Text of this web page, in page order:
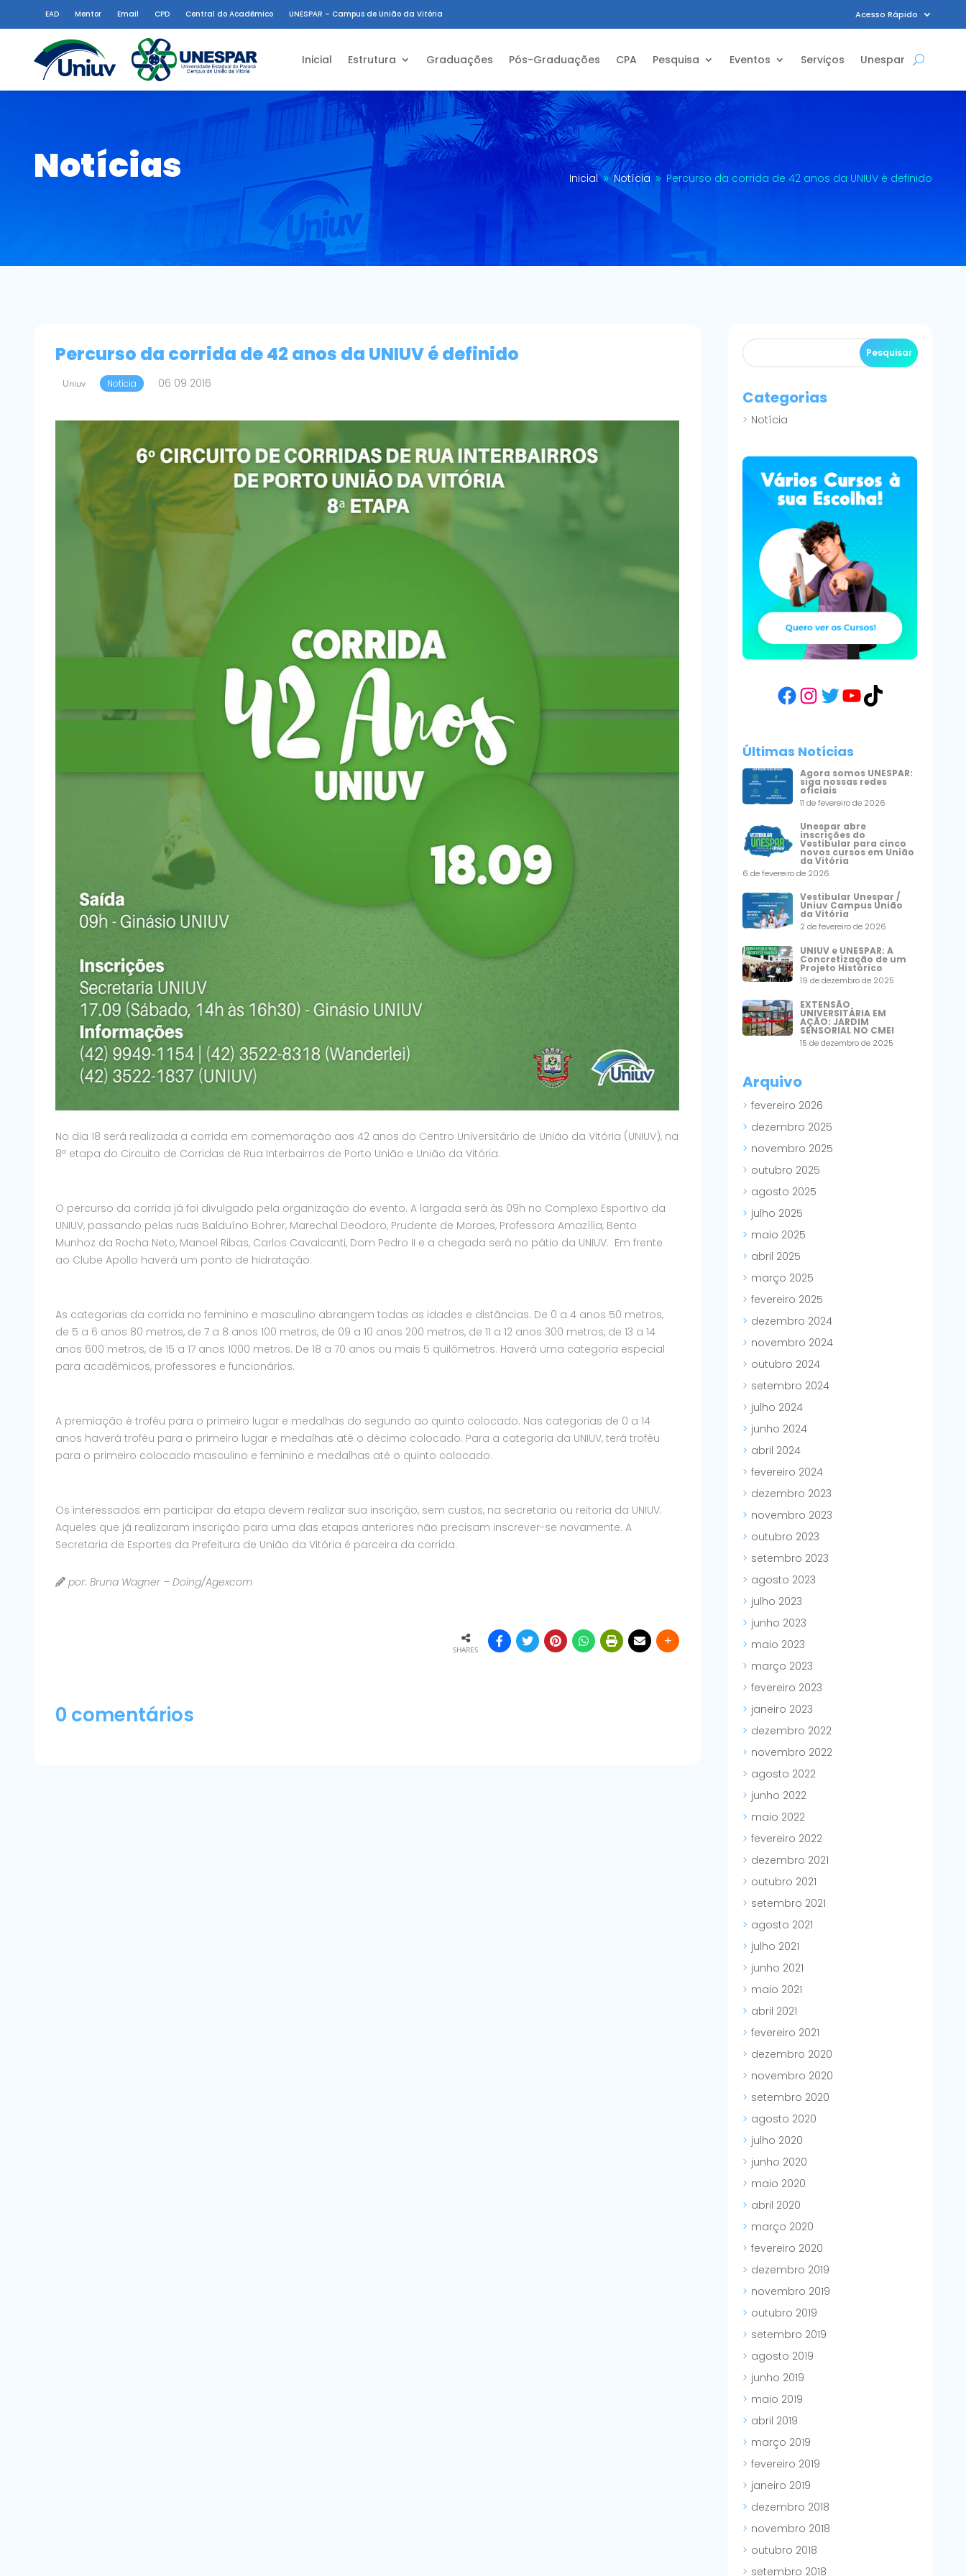
EAD Mentor Email CPD Central do Acadêmico UNESPAR – Campus de União da Vitória Acesso Rápido
Inicial Estrutura Graduações Pós-Graduações CPA Pesquisa Eventos Serviços Unespar
Notícias Inicial 9 Notícia 9 Percurso da corrida de 42 anos da UNIUV é definido
Percurso da corrida de 42 anos da UNIUV é definido
Uniuv Notícia 06 09 2016
No dia 18 será realizada a corrida em comemoração aos 42 anos do Centro Universitário de União da Vitória (UNIUV), na
8ª etapa do Circuito de Corridas de Rua Interbairros de Porto União e União da Vitória.
O percurso da corrida já foi divulgado pela organização do evento. A largada será às 09h no Complexo Esportivo da
UNIUV, passando pelas ruas Balduíno Bohrer, Marechal Deodoro, Prudente de Moraes, Professora Amazília, Bento
Munhoz da Rocha Neto, Manoel Ribas, Carlos Cavalcanti, Dom Pedro II e a chegada será no pátio da UNIUV. Em frente
ao Clube Apollo haverá um ponto de hidratação.
As categorias da corrida no feminino e masculino abrangem todas as idades e distâncias. De 0 a 4 anos 50 metros,
de 5 a 6 anos 80 metros, de 7 a 8 anos 100 metros, de 09 a 10 anos 200 metros, de 11 a 12 anos 300 metros, de 13 a 14
anos 600 metros, de 15 a 17 anos 1000 metros. De 18 a 70 anos ou mais 5 quilômetros. Haverá uma categoria especial
para acadêmicos, professores e funcionários.
A premiação é troféu para o primeiro lugar e medalhas do segundo ao quinto colocado. Nas categorias de 0 a 14
anos haverá troféu para o primeiro lugar e medalhas até o décimo colocado. Para a categoria da UNIUV, terá troféu
para o primeiro colocado masculino e feminino e medalhas até o quinto colocado.
Os interessados em participar da etapa devem realizar sua inscrição, sem custos, na secretaria ou reitoria da UNIUV.
Aqueles que já realizaram inscrição para uma das etapas anteriores não precisam inscrever-se novamente. A
Secretaria de Esportes da Prefeitura de União da Vitória é parceira da corrida.
por: Bruna Wagner – Doing/Agexcom
SHARES
0 comentários
Categorias
Notícia
Facebook
Instagram
Twitter
YouTube
TikTok
Últimas Notícias
Agora somos UNESPAR:
siga nossas redes
oficiais
11 de fevereiro de 2026
Unespar abre
inscrições do
Vestibular para cinco
novos cursos em União
da Vitória
6 de fevereiro de 2026
Vestibular Unespar /
Uniuv Campus União
da Vitória
2 de fevereiro de 2026
UNIUV e UNESPAR: A
Concretização de um
Projeto Histórico
19 de dezembro de 2025
EXTENSÃO
UNIVERSITÁRIA EM
AÇÃO: JARDIM
SENSORIAL NO CMEI
15 de dezembro de 2025
Arquivo
fevereiro 2026
dezembro 2025
novembro 2025
outubro 2025
agosto 2025
julho 2025
maio 2025
abril 2025
março 2025
fevereiro 2025
dezembro 2024
novembro 2024
outubro 2024
setembro 2024
julho 2024
junho 2024
abril 2024
fevereiro 2024
dezembro 2023
novembro 2023
outubro 2023
setembro 2023
agosto 2023
julho 2023
junho 2023
maio 2023
março 2023
fevereiro 2023
janeiro 2023
dezembro 2022
novembro 2022
agosto 2022
junho 2022
maio 2022
fevereiro 2022
dezembro 2021
outubro 2021
setembro 2021
agosto 2021
julho 2021
junho 2021
maio 2021
abril 2021
fevereiro 2021
dezembro 2020
novembro 2020
setembro 2020
agosto 2020
julho 2020
junho 2020
maio 2020
abril 2020
março 2020
fevereiro 2020
dezembro 2019
novembro 2019
outubro 2019
setembro 2019
agosto 2019
junho 2019
maio 2019
abril 2019
março 2019
fevereiro 2019
janeiro 2019
dezembro 2018
novembro 2018
outubro 2018
setembro 2018